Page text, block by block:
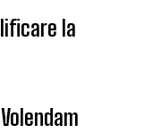
la